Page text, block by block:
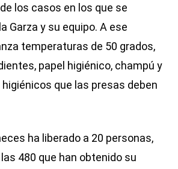
los casos en los que se
Garza y su equipo. A ese
temperaturas de 50 grados,
papel higiénico, champú y
que las presas deben
ha liberado a 20 personas,
480 que han obtenido su